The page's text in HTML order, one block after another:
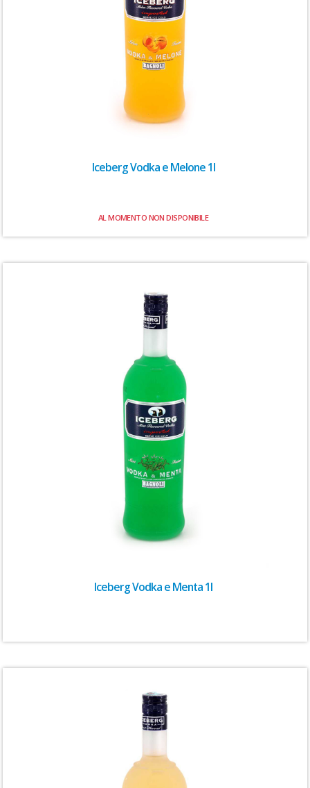
Iceberg Vodka e Melone 1l
AL MOMENTO NON DISPONIBILE
Iceberg Vodka e Menta 1l